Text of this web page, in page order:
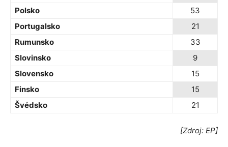
Polsko
53
Portugalsko
21
Rumunsko
33
Slovinsko
9
Slovensko
15
Finsko
15
Švédsko
21
[Zdroj: EP]